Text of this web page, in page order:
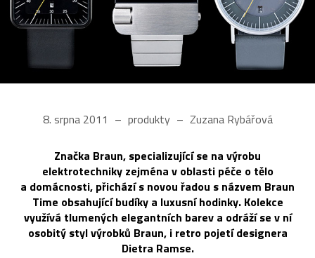
8. srpna 2011 produkty Zuzana Rybářová
Značka Braun, specializující se na výrobu
elektrotechniky zejména v oblasti péče o tělo
a domácnosti, přichází s novou řadou s názvem Braun
Time obsahující budíky a luxusní hodinky. Kolekce
využívá tlumených elegantních barev a odráží se v ní
osobitý styl výrobků Braun, i retro pojetí designera
Dietra Ramse.